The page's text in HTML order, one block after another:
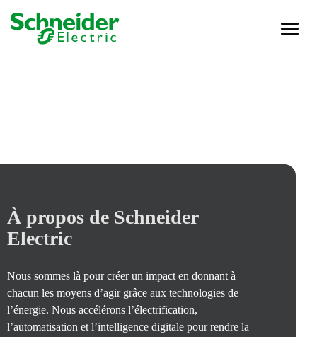
Toggle
Rechercher un emploi
Français
Site entreprise
Newsroom
À propos de Schneider
Electric​
Nous sommes là pour créer un impact en donnant à
chacun les moyens d’agir grâce aux technologies de
l’énergie. Nous accélérons l’électrification,
l’automatisation et l’intelligence digitale pour rendre la